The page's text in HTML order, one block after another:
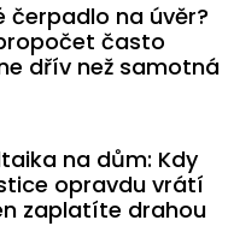
čerpadlo na úvěr?
často
dřív než samotná
na dům: Kdy
opravdu vrátí
zaplatíte drahou